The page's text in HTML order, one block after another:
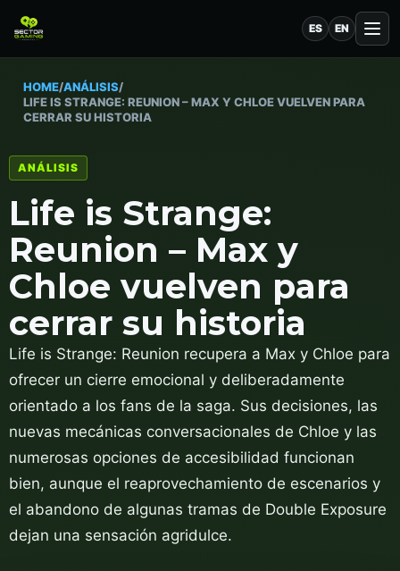
ES EN
HOME/ANÁLISIS/
LIFE IS STRANGE: REUNION – MAX Y CHLOE VUELVEN PARA
CERRAR SU HISTORIA
ANÁLISIS
Life is Strange:
Reunion – Max y
Chloe vuelven para
cerrar su historia
Life is Strange: Reunion recupera a Max y Chloe para
ofrecer un cierre emocional y deliberadamente
orientado a los fans de la saga. Sus decisiones, las
nuevas mecánicas conversacionales de Chloe y las
numerosas opciones de accesibilidad funcionan
bien, aunque el reaprovechamiento de escenarios y
el abandono de algunas tramas de Double Exposure
dejan una sensación agridulce.